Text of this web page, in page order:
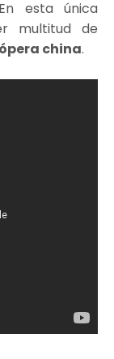
esta única
multitud de
ópera china.